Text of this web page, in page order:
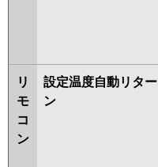
リ
モ
コ
ン
設定温度自動リター
ン